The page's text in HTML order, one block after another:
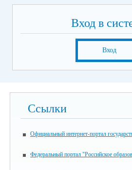
Вход в
Вход
Ссылки
Официальный интернет-портал
Федеральный портал "Российское